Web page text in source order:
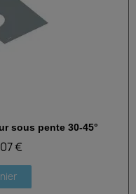
sous pente 30-45°
€